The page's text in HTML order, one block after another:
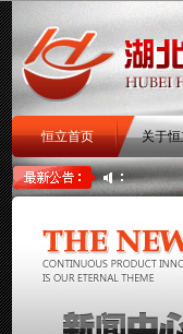
恒立首页 关于恒
扒渣机 扒矿